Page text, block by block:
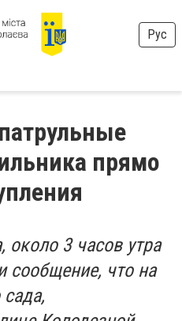
Рус
прямо
около 3 часов утра
сообщение, что на